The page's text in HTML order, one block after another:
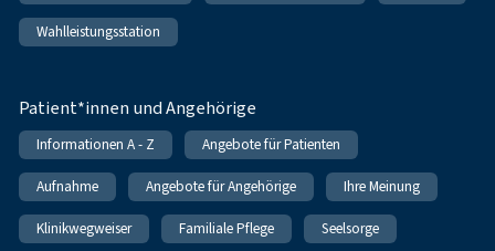
Wahlleistungsstation
Patient*innen und Angehörige
Informationen A - Z Angebote für Patienten
Aufnahme Angebote für Angehörige Ihre Meinung
Klinikwegweiser Familiale Pflege Seelsorge